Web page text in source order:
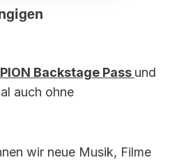
Backstage Pass und
auch ohne
wir neue Musik, Filme